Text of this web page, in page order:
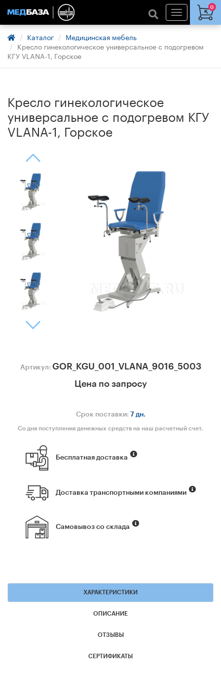
0
Каталог
Медицинская мебель
Кресло гинекологическое универсальное c подогревом
КГУ VLANA-1, Горское
Кресло гинекологическое
универсальное c подогревом КГУ
VLANA-1, Горское
Артикул: GOR_KGU_001_VLANA_9016_5003
Цена по запросу
Срок поставки: 7 дн.
Со дня поступления денежных средств на наш расчетный счет.
Бесплатная доставка
Доставка транспортными компаниями
Самовывоз со склада
ХАРАКТЕРИСТИКИ
ОПИСАНИЕ
ОТЗЫВЫ
СЕРТИФИКАТЫ